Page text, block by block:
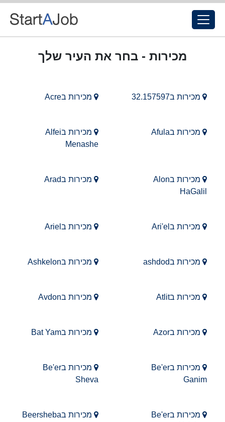
מכירות - בחר את העיר שלך
מכירות ב32.157597 מכירות בAcre
מכירות בAfula
מכירות בAlfei
Menashe
מכירות בAlon
HaGalil
מכירות בArad
מכירות בAri'el מכירות בAriel
מכירות בashdod מכירות בAshkelon
מכירות בAtlit מכירות בAvdon
מכירות בAzor מכירות בBat Yam
מכירות בBe'er
Ganim
מכירות בBe'er
Sheva
מכירות בBe'er
מכירות בBeersheba